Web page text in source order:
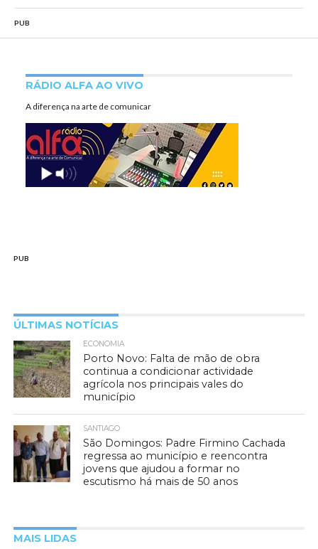
PUB
RÁDIO ALFA AO VIVO
A diferença na arte de comunicar
PUB
ÚLTIMAS NOTÍCIAS
ECONOMIA
Porto Novo: Falta de mão de obra
continua a condicionar actividade
agrícola nos principais vales do
município
SANTIAGO
São Domingos: Padre Firmino Cachada
regressa ao município e reencontra
jovens que ajudou a formar no
escutismo há mais de 50 anos
MAIS LIDAS